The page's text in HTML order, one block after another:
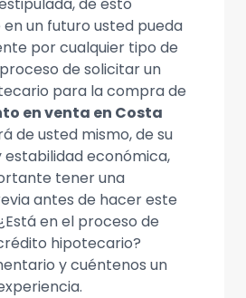
un futuro usted pueda
por cualquier tipo de
de solicitar un
para la compra de
en venta en Costa
de usted mismo, de su
económica,
tener una
antes de hacer este
en el proceso de
hipotecario?
y cuéntenos un
experiencia.